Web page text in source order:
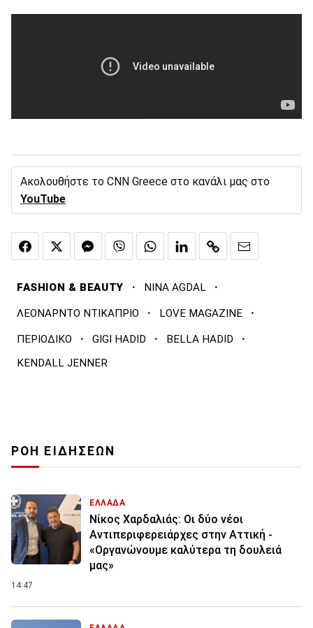
Ακολουθήστε το CNN Greece στο κανάλι μας στο
YouTube
FASHION & BEAUTY · NINA AGDAL ·
ΛΕΟΝΑΡΝΤΟ ΝΤΙΚΑΠΡΙΟ · LOVE MAGAZINE ·
ΠΕΡΙΟΔΙΚΟ · GIGI HADID · BELLA HADID ·
KENDALL JENNER
ΡΟΗ ΕΙΔΗΣΕΩΝ
ΕΛΛΑΔΑ
Νίκος Χαρδαλιάς: Οι δύο νέοι
Αντιπεριφερειάρχες στην Αττική -
«Οργανώνουμε καλύτερα τη δουλειά
μας»
14:47